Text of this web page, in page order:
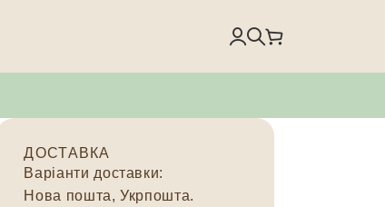
ДОСТАВКА
Варіанти доставки:
Нова пошта, Укрпошта.